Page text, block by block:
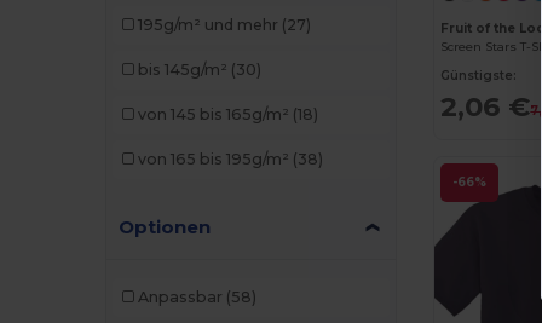
Starworld
195g/m² und mehr (27)
bis 145g/m² (30)
von 145 bis 165g/m² (18)
von 165 bis 195g/m² (38)
Optionen
Anpassbar (58)
Fruit of the
Screen Stars T-
Günstigste:
2,06 €
-66%